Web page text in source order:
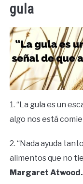
gula
1. “La gula es un
algo nos está
2. “Nada ayuda
alimentos que no
Margaret Atwood.